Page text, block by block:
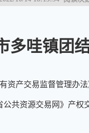
多哇镇团
资产交易监督管理办
公共资源交易网》产